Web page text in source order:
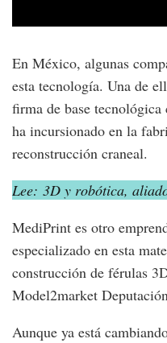
En México, algunas
esta tecnología. Una de
firma de base tecnológica
ha incursionado en la
reconstrucción craneal.
Lee: 3D y robótica,
MediPrint es otro
especializado en esta
construcción de férulas
Model2market
Aunque ya está